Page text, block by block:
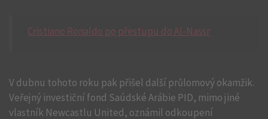
Cristiano Ronaldo po přestupu do Al-Nassr
V dubnu tohoto roku pak přišel další průlomový okamžik.
Veřejný investiční fond Saúdské Arábie PID, mimo jiné
vlastník Newcastlu United, oznámil odkoupení